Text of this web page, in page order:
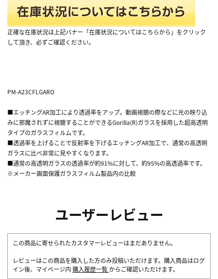
正確な在庫状況は上記バナー「在庫状況についてはこちらから」をクリック
して頂き、必ずご確認ください。
PM-A23CFLGARO
■エッチングAR加工により透過率をアップ。動画視聴の際などに光の映り込
みに邪魔されずに視聴することができるGorilla(R)ガラスを採用した超高透明
タイプのガラスフィルムです。
■透過率を上げることで反射率を下げるエッチングAR加工で、通常の高透明
ガラスに比べ非常に見やすくなります。
■通常の高透明ガラスの透過率が約91%に対して、約95%の高透過率です。
※メーカー画面保護ガラスフィルム製品内の比較
ユーザーレビュー
この商品に寄せられたカスタマーレビューはまだありません。
レビューはこの商品を購入した方のみ投稿いただけます。購入商品はログ
イン後、マイページ内 購入履歴一覧 からご確認いただけます。